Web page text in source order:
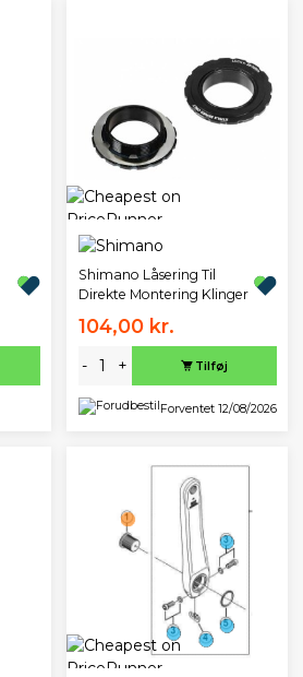
Shimano Låsering Til
Direkte Montering Klinger
104,00 kr.
- + Tilføj
Forventet 12/08/2026